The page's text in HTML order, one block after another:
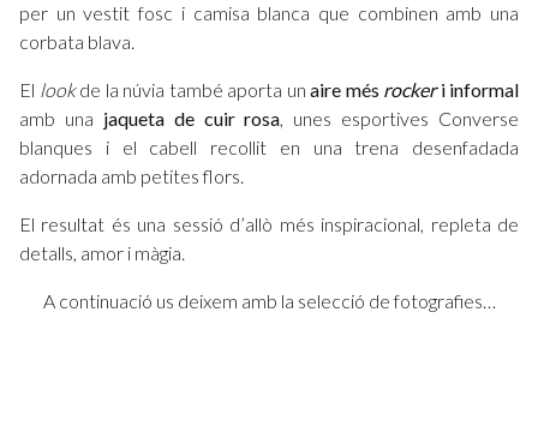
per un vestit fosc i camisa blanca que combinen amb una
corbata blava.
El lookde la núvia també aporta un aire més rockeri informal
amb una jaqueta de cuir rosa, unes esportives Converse
blanques i el cabell recollit en una trena desenfadada
adornada amb petites flors.
El resultat és una sessió d’allò més inspiracional, repleta de
detalls, amor i màgia.
A continuació us deixem amb la selecció de fotografies…